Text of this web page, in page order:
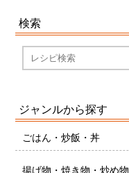
検索
ジャンルから探す
ごはん・炒飯・丼
揚げ物・焼き物・炒め物